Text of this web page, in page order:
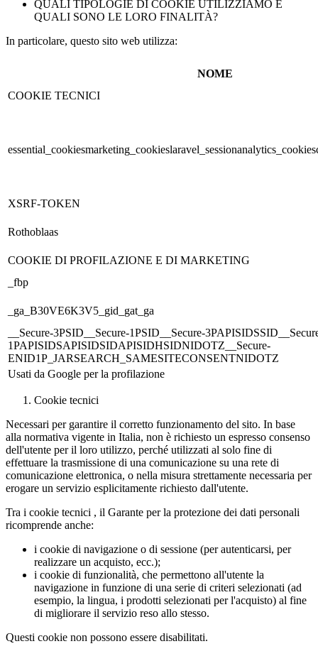
QUALI TIPOLOGIE DI COOKIE UTILIZZIAMO E
QUALI SONO LE LORO FINALITÀ?
In particolare, questo sito web utilizza:
NOME
COOKIE TECNICI
XSRF-TOKEN
Rothoblaas
COOKIE DI PROFILAZIONE E DI MARKETING
_fbp
_ga_B30VE6K3V5_gid_gat_ga
__Secure-3PSID__Secure-1PSID__Secure-
1PAPISIDSAPISIDSIDAPISIDHSIDNIDOTZ__Secure-
ENID1P_JARSEARCH_SAMESITECONSENTNIDOTZ
Usati da Google per la profilazione
Cookie tecnici
Necessari per garantire il corretto funzionamento del sito. In base
alla normativa vigente in Italia, non è richiesto un espresso consenso
dell'utente per il loro utilizzo, perché utilizzati al solo fine di
effettuare la trasmissione di una comunicazione su una rete di
comunicazione elettronica, o nella misura strettamente necessaria per
erogare un servizio esplicitamente richiesto dall'utente.
Tra i cookie tecnici , il Garante per la protezione dei dati personali
ricomprende anche:
i cookie di navigazione o di sessione (per autenticarsi, per
realizzare un acquisto, ecc.);
i cookie di funzionalità, che permettono all'utente la
navigazione in funzione di una serie di criteri selezionati (ad
esempio, la lingua, i prodotti selezionati per l'acquisto) al fine
di migliorare il servizio reso allo stesso.
Questi cookie non possono essere disabilitati.